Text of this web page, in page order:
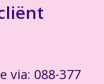
via: 088-377